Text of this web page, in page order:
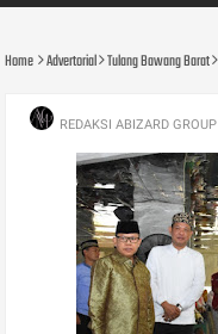
Home Advertorial Tulang Bawang Barat
REDAKSI ABIZARD GROUP